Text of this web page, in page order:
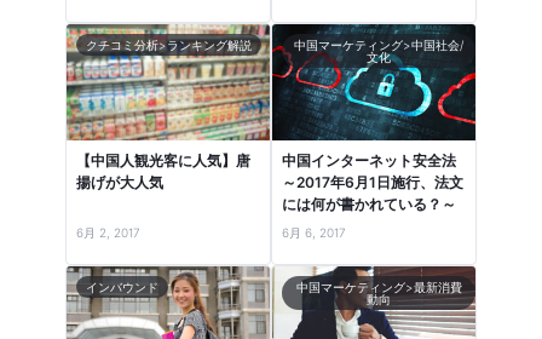
クチコミ分析>ランキング解説
【中国人観光客に人気】唐
揚げが大人気
6月 2, 2017
中国マーケティング>中国社会/
文化
中国インターネット安全法
～2017年6月1日施行、法文
には何が書かれている？～
6月 6, 2017
インバウンド
中国マーケティング>最新消費
動向